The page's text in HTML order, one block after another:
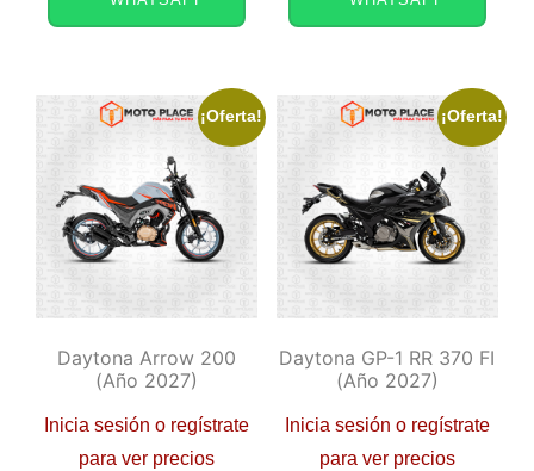
¡Oferta!
Daytona Arrow 200
(año 2027)
Inicia sesión o regístrate
para ver precios
¡Oferta!
Daytona GP-1 RR 370 FI
(año 2027)
Inicia sesión o regístrate
para ver precios